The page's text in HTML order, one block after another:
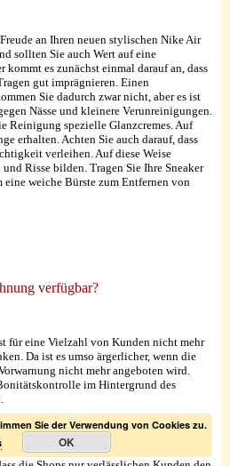
an Ihren neuen stylischen Nike Air
sollten Sie auch Wert auf eine
kommt es zunächst einmal darauf an, dass
gut imprägnieren. Einen
Sie dadurch zwar nicht, aber es ist
Nässe und kleinere Verunreinigungen.
Reinigung spezielle Glanzcremes. Auf
erhalten. Achten Sie auch darauf, dass
verleihen. Auf diese Weise
Risse bilden. Tragen Sie Ihre Sneaker
eine weiche Bürste zum Entfernen von
verfügbar?
für eine Vielzahl von Kunden nicht mehr
Da ist es umso ärgerlicher, wenn die
nicht mehr angeboten wird.
im Hintergrund des
Sie der Verwendung von Cookies zu.
OK